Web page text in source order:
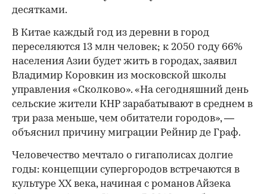
десятками.
В Китае каждый год из деревни в город
переселяются 13 млн человек; к 2050 году 66%
населения Азии будет жить в городах, заявил
Владимир Коровкин из московской школы
управления «Сколково». «На сегодняшний день
сельские жители КНР зарабатывают в среднем в
три раза меньше, чем обитатели городов», —
объяснил причину миграции Рейнир де Граф.
Человечество мечтало о гигаполисах долгие
годы: концепции супергородов встречаются в
культуре XX века, начиная с романов Айзека